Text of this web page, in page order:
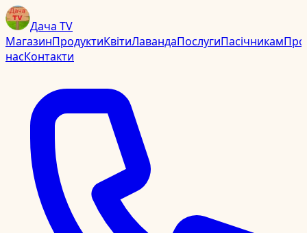
Дача TV
МагазинПродуктиКвітиЛавандаПослугиПасічникамПро
насКонтакти